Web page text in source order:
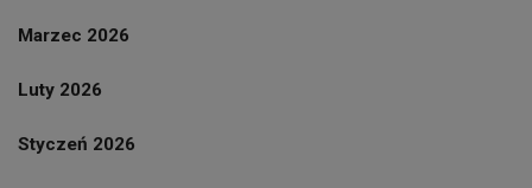
Marzec 2026
Luty 2026
Styczeń 2026